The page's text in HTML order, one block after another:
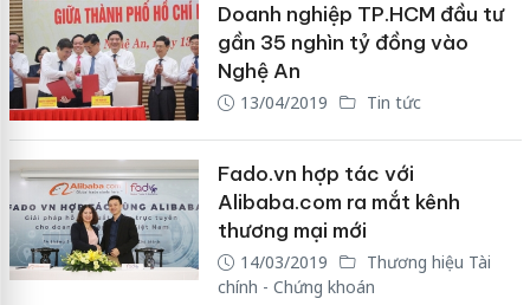
Doanh nghiệp TP.HCM đầu tư
gần 35 nghìn tỷ đồng vào
Nghệ An
13/04/2019 Tin tức
Fado.vn hợp tác với
Alibaba.com ra mắt kênh
thương mại mới
14/03/2019
Thương hiệu Tài
chính - Chứng khoán